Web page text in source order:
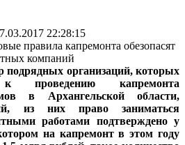
22:28:15
подрядных организаций, которых
проведению капремонта
в Архангельской области,
из них право заниматься
работами подтверждено у
на капремонт в этом году